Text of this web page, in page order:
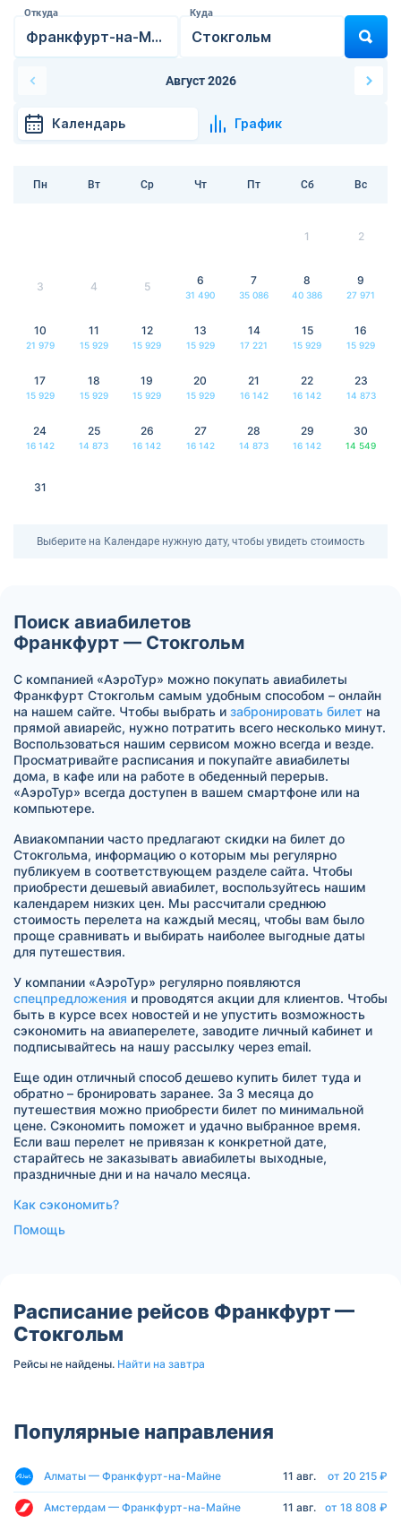
Откуда Куда
Август 2026
Календарь График
Пн Вт Ср Чт Пт Сб Вс
1 2
3 4 5 6
31 490
7
35 086
8
40 386
9
27 971
10
21 979
11
15 929
12
15 929
13
15 929
14
17 221
15
15 929
16
15 929
17
15 929
18
15 929
19
15 929
20
15 929
21
16 142
22
16 142
23
14 873
24
16 142
25
14 873
26
16 142
27
16 142
28
14 873
29
16 142
30
14 549
31
Выберите на Календаре нужную дату, чтобы увидеть стоимость
Поиск авиабилетов
Франкфурт — Стокгольм
С компанией «АэроТур» можно покупать авиабилеты
Франкфурт Стокгольм самым удобным способом – онлайн
на нашем сайте. Чтобы выбрать и забронировать билет на
прямой авиарейс, нужно потратить всего несколько минут.
Воспользоваться нашим сервисом можно всегда и везде.
Просматривайте расписания и покупайте авиабилеты
дома, в кафе или на работе в обеденный перерыв.
«АэроТур» всегда доступен в вашем смартфоне или на
компьютере.
Авиакомпании часто предлагают скидки на билет до
Стокгольма, информацию о которым мы регулярно
публикуем в соответствующем разделе сайта. Чтобы
приобрести дешевый авиабилет, воспользуйтесь нашим
календарем низких цен. Мы рассчитали среднюю
стоимость перелета на каждый месяц, чтобы вам было
проще сравнивать и выбирать наиболее выгодные даты
для путешествия.
У компании «АэроТур» регулярно появляются
спецпредложения и проводятся акции для клиентов. Чтобы
быть в курсе всех новостей и не упустить возможность
сэкономить на авиаперелете, заводите личный кабинет и
подписывайтесь на нашу рассылку через email.
Еще один отличный способ дешево купить билет туда и
обратно – бронировать заранее. За 3 месяца до
путешествия можно приобрести билет по минимальной
цене. Сэкономить поможет и удачно выбранное время.
Если ваш перелет не привязан к конкретной дате,
старайтесь не заказывать авиабилеты выходные,
праздничные дни и на начало месяца.
Как сэкономить?
Помощь
Расписание рейсов Франкфурт —
Стокгольм
Рейсы не найдены. Найти на завтра
Популярные направления
Алматы — Франкфурт-на-Майне 11 авг. от 20 215 ₽
Амстердам — Франкфурт-на-Майне 11 авг. от 18 808 ₽